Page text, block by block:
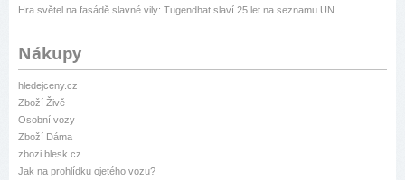
Hra světel na fasádě slavné vily: Tugendhat slaví 25 let na seznamu UN...
Nákupy
hledejceny.cz
Zboží Živě
Osobní vozy
Zboží Dáma
zbozi.blesk.cz
Jak na prohlídku ojetého vozu?